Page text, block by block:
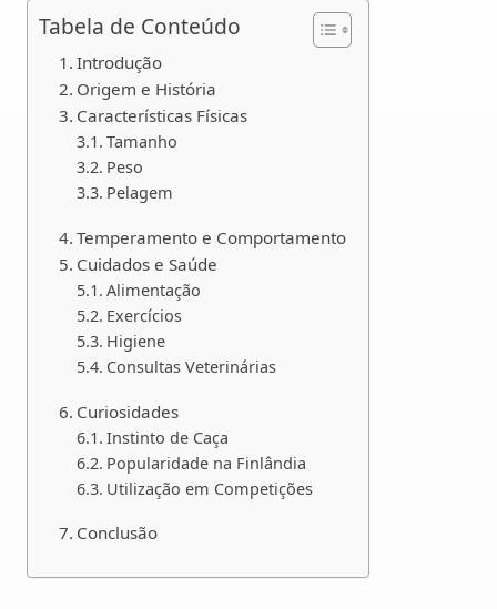
Tabela de Conteúdo
Introdução
Origem e História
Características Físicas
Tamanho
Peso
Pelagem
Temperamento e Comportamento
Cuidados e Saúde
Alimentação
Exercícios
Higiene
Consultas Veterinárias
Curiosidades
Instinto de Caça
Popularidade na Finlândia
Utilização em Competições
Conclusão